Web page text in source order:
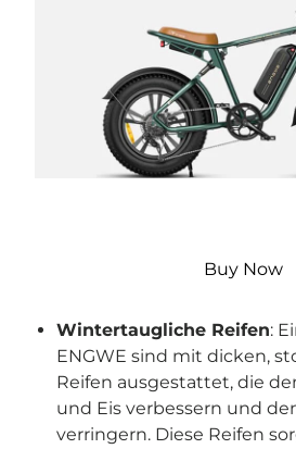
Buy Now
Wintertaugliche Reifen:
ENGWE sind mit dicken,
Reifen ausgestattet, die
und Eis verbessern und
verringern. Diese Reifen